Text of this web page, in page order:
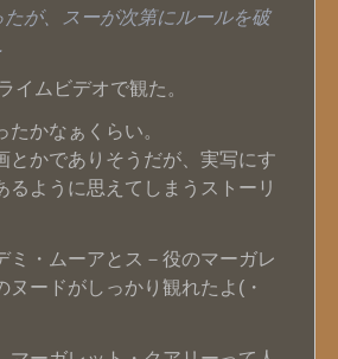
たが、スーが次第にルールを破
イムビデオで観た。
たかなぁくらい。
とかでありそうだが、実写にす
るように思えてしまうストーリ
ミ・ムーアとス－役のマーガレ
ヌードがしっかり観れたよ(・